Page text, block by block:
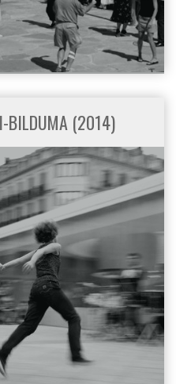
BILDUMA (2014)